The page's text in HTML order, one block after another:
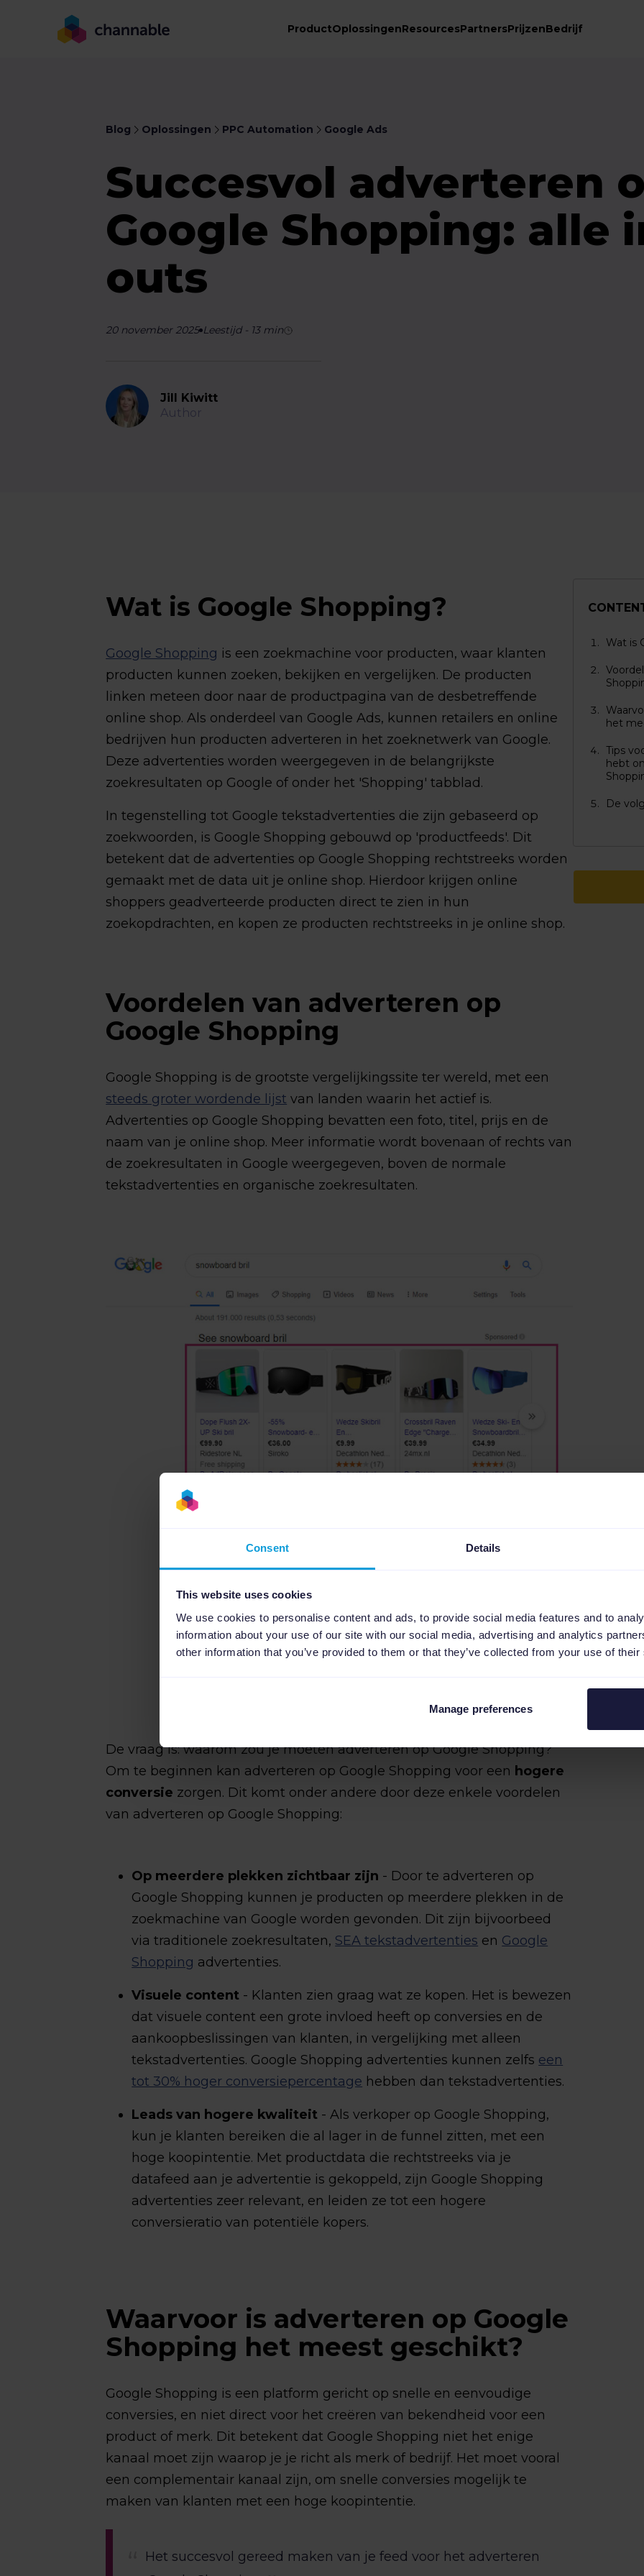
Consent Details
This website uses cookies
We use cookies to personalise content and ads, to provide social media features and to
information about your use of our site with our social media, advertising and analytics
other information that you’ve provided to them or that they’ve collected from your use of
Manage preferences
ProductOplossingenResourcesPartnersPrijzenBedrijf
Blog Oplossingen PPC Automation Google Ads
Succesvol adverteren
Google Shopping: alle
outs
20 november 2025 Leestijd- 13min
Jill Kiwitt
Author
Wat is Google Shopping?
Google Shopping is een zoekmachine voor producten, waar klanten
producten kunnen zoeken, bekijken en vergelijken. De producten
linken meteen door naar de productpagina van de desbetreffende
online shop. Als onderdeel van Google Ads, kunnen retailers en online
bedrijven hun producten adverteren in het zoeknetwerk van Google.
Deze advertenties worden weergegeven in de belangrijkste
zoekresultaten op Google of onder het 'Shopping' tabblad.
In tegenstelling tot Google tekstadvertenties die zijn gebaseerd op
zoekwoorden, is Google Shopping gebouwd op 'productfeeds'. Dit
betekent dat de advertenties op Google Shopping rechtstreeks worden
gemaakt met de data uit je online shop. Hierdoor krijgen online
shoppers geadverteerde producten direct te zien in hun
zoekopdrachten, en kopen ze producten rechtstreeks in je online shop.
Voordelen van adverteren op
Google Shopping
Google Shopping is de grootste vergelijkingssite ter wereld, met een
steeds groter wordende lijst van landen waarin het actief is.
Advertenties op Google Shopping bevatten een foto, titel, prijs en de
naam van je online shop. Meer informatie wordt bovenaan of rechts van
de zoekresultaten in Google weergegeven, boven de normale
tekstadvertenties en organische zoekresultaten.
De vraag is: waarom zou je moeten adverteren op Google Shopping?
Om te beginnen kan adverteren op Google Shopping voor een hogere
conversie zorgen. Dit komt onder andere door deze enkele voordelen
van adverteren op Google Shopping:
Op meerdere plekken zichtbaar zijn - Door te adverteren op
Google Shopping kunnen je producten op meerdere plekken in de
zoekmachine van Google worden gevonden. Dit zijn bijvoorbeed
via traditionele zoekresultaten, SEA tekstadvertenties en Google
Shopping advertenties.
Visuele content - Klanten zien graag wat ze kopen. Het is bewezen
dat visuele content een grote invloed heeft op conversies en de
aankoopbeslissingen van klanten, in vergelijking met alleen
tekstadvertenties. Google Shopping advertenties kunnen zelfs een
tot 30% hoger conversiepercentage hebben dan tekstadvertenties.
Leads van hogere kwaliteit - Als verkoper op Google Shopping,
kun je klanten bereiken die al lager in de funnel zitten, met een
hoge koopintentie. Met productdata die rechtstreeks via je
datafeed aan je advertentie is gekoppeld, zijn Google Shopping
advertenties zeer relevant, en leiden ze tot een hogere
conversieratio van potentiële kopers.
Waarvoor is adverteren op Google
Shopping het meest geschikt?
Google Shopping is een platform gericht op snelle en eenvoudige
conversies, en niet direct voor het creëren van bekendheid voor een
product of merk. Dit betekent dat Google Shopping niet het enige
kanaal moet zijn waarop je je richt als merk of bedrijf. Het moet vooral
een complementair kanaal zijn, om snelle conversies mogelijk te
maken van klanten met een hoge koopintentie.
Het succesvol gereed maken van je feed voor het adverteren
Wat is
het
Tips
hebt
De